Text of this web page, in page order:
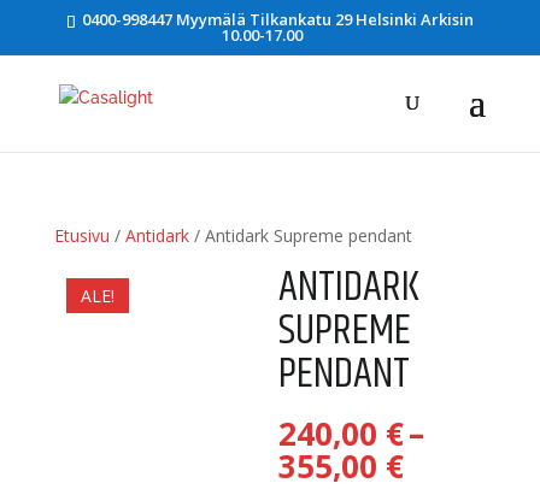
0400-998447 Myymälä Tilkankatu 29 Helsinki Arkisin
10.00-17.00
Etusivu / Antidark/ Antidark Supreme pendant
ALE! ANTIDARK
SUPREME
PENDANT
240,00 €–
355,00 €